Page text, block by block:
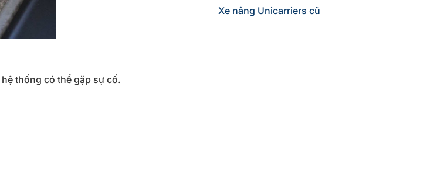
hệ thống có thể gặp sự cố.
Xe nâng Unicarriers cũ